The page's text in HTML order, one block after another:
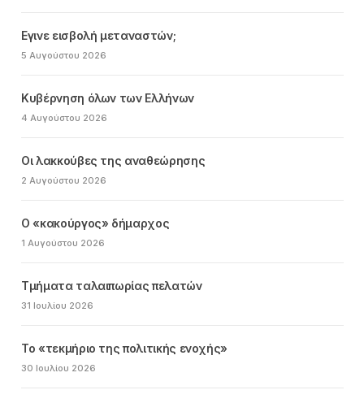
Εγινε εισβολή μεταναστών;
5 Αυγούστου 2026
Κυβέρνηση όλων των Ελλήνων
4 Αυγούστου 2026
Οι λακκούβες της αναθεώρησης
2 Αυγούστου 2026
Ο «κακούργος» δήμαρχος
1 Αυγούστου 2026
Τμήματα ταλαιπωρίας πελατών
31 Ιουλίου 2026
Το «τεκμήριο της πολιτικής ενοχής»
30 Ιουλίου 2026